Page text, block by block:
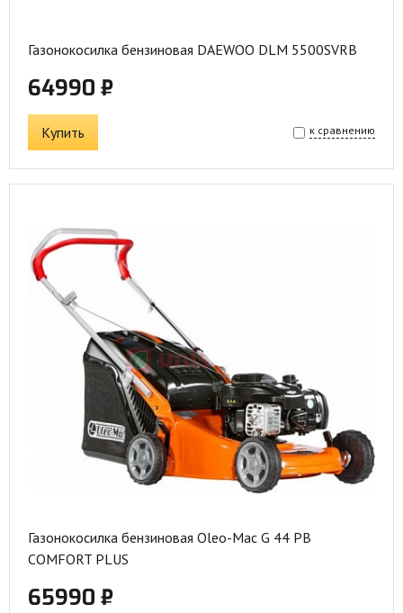
Газонокосилка бензиновая DAEWOO DLM 5500SVRB
64990 ₽
Купить к сравнению
Газонокосилка бензиновая Oleo-Mac G 44 PB
COMFORT PLUS
65990 ₽